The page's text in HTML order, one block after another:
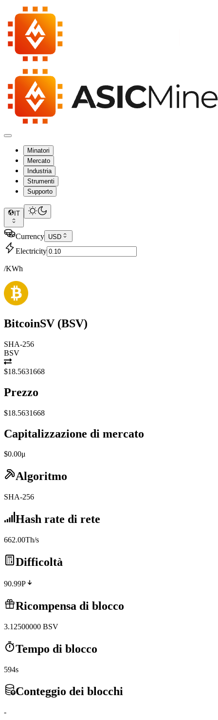
Minatori
Mercato
Industria
Strumenti
Supporto
IT
Currency USD
Electricity
/KWh
BitcoinSV (BSV)
SHA-256
BSV
$18.5631668
Prezzo
$18.5631668
Capitalizzazione di mercato
$0.00μ
Algoritmo
SHA-256
Hash rate di rete
662.00Th/s
Difficoltà
90.99P
Ricompensa di blocco
3.12500000 BSV
Tempo di blocco
594s
Conteggio dei blocchi
-